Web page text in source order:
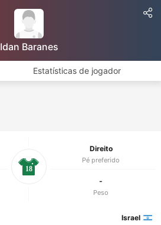
Idan Baranes
Estatísticas de jogador
Direito
Pé preferido
-
Peso
18
Israel